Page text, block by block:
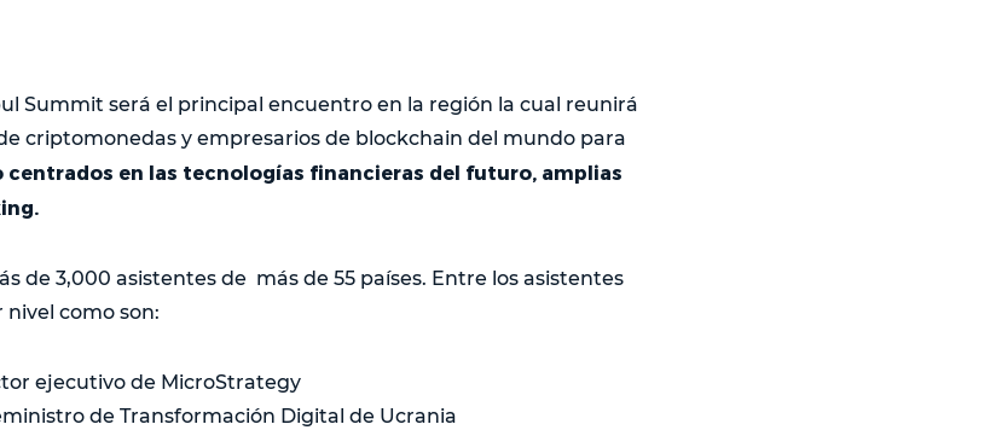
Summit será el principal encuentro en la región la cual reunirá
criptomonedas y empresarios de blockchain del mundo para
en las tecnologías financieras del futuro, amplias
de 3,000 asistentes de más de 55 países. Entre los asistentes
como son:
ejecutivo de MicroStrategy
de Transformación Digital de Ucrania